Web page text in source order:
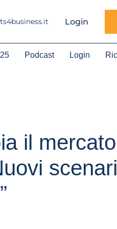
Login
Podcast Login
il mercato
scenari